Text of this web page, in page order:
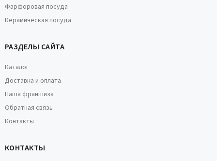
Фарфоровая посуда
Керамическая посуда
РАЗДЕЛЫ САЙТА
Каталог
Доставка и оплата
Наша франшиза
Обратная связь
Контакты
КОНТАКТЫ